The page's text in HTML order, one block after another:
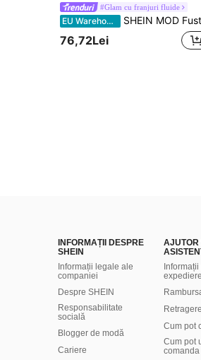
#Glam cu franjuri fluide
EU Warehouse SHEIN MOD Fustă vintage hippie pentru femei, cu nituri, franjuri, piele întoarsă neagră, linie A, fustă de toamnă, ținute Nashville, fustă de pirat
76,72Lei
INFORMAȚII DESPRE
SHEIN
Informații legale ale
companiei
Despre SHEIN
Responsabilitate
socială
Blogger de modă
Cariere
AJUTOR
Cum pot
Cum pot
comanda